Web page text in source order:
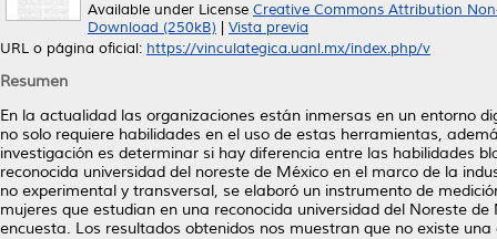
Available under License Creative Commons Attribution
Download (250kB)
Vista previa
URL o página oficial: https://vinculategica.uanl.mx/index.php/v
Resumen
En la actualidad las organizaciones están inmersas en un entorno
no solo requiere habilidades en el uso de estas herramientas,
investigación es determinar si hay diferencia entre las habilidades
reconocida universidad del noreste de México en el marco de la
no experimental y transversal, se elaboró un instrumento de
mujeres que estudian en una reconocida universidad del Noreste
encuesta. Los resultados obtenidos nos muestran que no existe